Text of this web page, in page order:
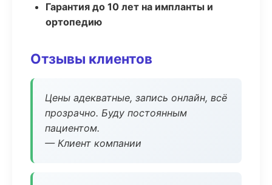
Гарантия до 10 лет на импланты и
ортопедию
Отзывы клиентов
Цены адекватные, запись онлайн, всё
прозрачно. Буду постоянным
пациентом.
— Клиент компании